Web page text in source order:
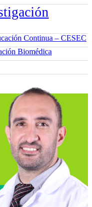
Continua – CESEC
Biomédica